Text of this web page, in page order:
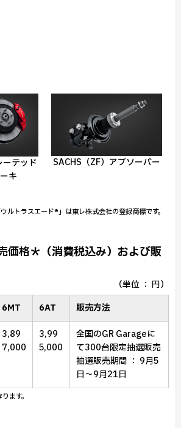
テッド
キ
SACHS（ZF）アブソーバー
トラスエード®」は東レ株式会社の登録商標です。
価格＊（消費税込み）および販
（単位 ： 円）
6MT 6AT 販売方法
3,89
7,000
3,99
5,000
全国のGR Garageに
て300台限定抽選販売
抽選販売期間 ： 9月5
日～9月21日
ます。